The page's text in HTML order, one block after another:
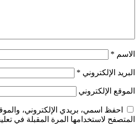
الاسم *
البريد الإلكتروني *
الموقع الإلكتروني
احفظ اسمي، بريدي الإلكتروني،
المتصفح لاستخدامها المرة المقبلة في